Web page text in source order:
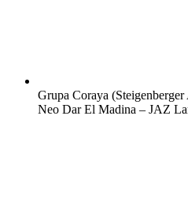
Grupa Coraya
Neo Dar El Madina – JAZ